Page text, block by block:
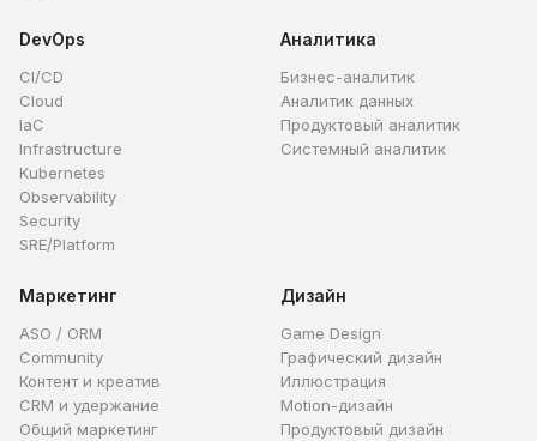
DevOps
CI/CD
Cloud
IaC
Infrastructure
Kubernetes
Observability
Security
SRE/Platform
Аналитика
Бизнес-аналитик
Аналитик данных
Продуктовый аналитик
Системный аналитик
Маркетинг
ASO / ORM
Community
Контент и креатив
CRM и удержание
Общий маркетинг
Дизайн
Game Design
Графический дизайн
Иллюстрация
Motion-дизайн
Продуктовый дизайн